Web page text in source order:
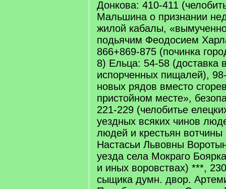
Донкова: 410-411
Мальшина о признании
жилой кабалы,
подьячим Феодосием
866+869-875 (починка
8) Ельца: 54-58 (доставка
испорченных пищалей),
новых рядов вместо
пристойном месте»,
221-229 (челобитье
уездных всяких чинов
людей и крестьян
Настасьи Львовны
уезда села Мокраго
и иных воровствах) ***,
сыщика думн. двор.